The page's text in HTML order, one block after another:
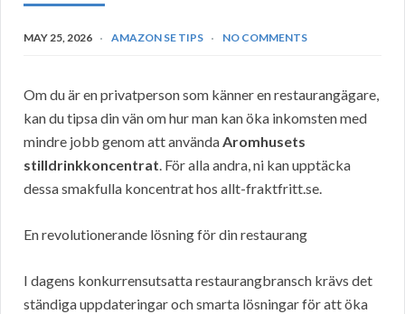
MAY 25, 2026 AMAZON SE TIPS NO COMMENTS
Om du är en privatperson som känner en restaurangägare,
kan du tipsa din vän om hur man kan öka inkomsten med
mindre jobb genom att användaAromhusets
stilldrinkkoncentrat. För alla andra, ni kan upptäcka
dessa smakfulla koncentrat hos allt-fraktfritt.se.
En revolutionerande lösning för din restaurang
I dagens konkurrensutsatta restaurangbransch krävs det
ständiga uppdateringar och smarta lösningar för att öka